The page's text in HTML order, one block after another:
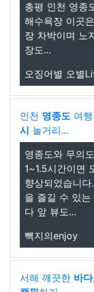
총평 인천 영종
해수욕장 이곳
장 차박이며 노
장도...
오징어별 오별
인천 영종도 여
시 놀거리...
영종도와 무의
1~1.5시간이면
향상되었습니
을 즐길 수 있
다 앞 뷰도...
빽지의enjoy
서해 깨끗한 바다